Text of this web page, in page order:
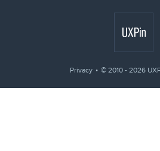
Privacy © 2010 - 2026